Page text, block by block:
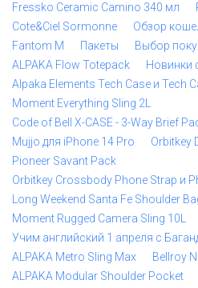
Fressko Ceramic Camino 340 мл
Cote&Ciel Sormonne
Обзор
Fantom M
Пакеты
Выбор
ALPAKA Flow Totepack
Новинки
Alpaka Elements Tech Case и Tech
Moment Everything Sling 2L
Code of Bell X-CASE - 3-Way Brief
Mujjo для iPhone 14 Pro
Orbitkey
Pioneer Savant Pack
Orbitkey Crossbody Phone Strap и
Long Weekend Santa Fe Shoulder
Moment Rugged Camera Sling 10L
Учим английский 1 апреля с
ALPAKA Metro Sling Max
Bellroy
ALPAKA Modular Shoulder Pocket